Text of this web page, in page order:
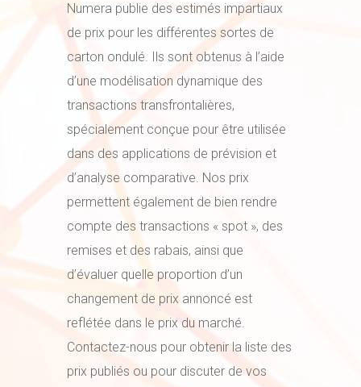
Numera publie des estimés impartiaux
de prix pour les différentes sortes de
carton ondulé. Ils sont obtenus à l’aide
d’une modélisation dynamique des
transactions transfrontalières,
spécialement conçue pour être utilisée
dans des applications de prévision et
d’analyse comparative. Nos prix
permettent également de bien rendre
compte des transactions « spot », des
remises et des rabais, ainsi que
d’évaluer quelle proportion d’un
changement de prix annoncé est
reflétée dans le prix du marché.
Contactez-nous pour obtenir la liste des
prix publiés ou pour discuter de vos